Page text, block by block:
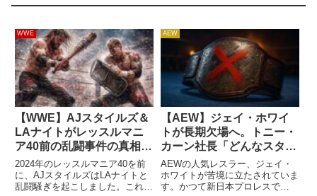
WWE
【WWE】AJスタイルズ＆
LAナイトがレッスルマニ
ア40前の乱闘事件の真相を
語る「まさかあんなこと
に…予定外の出来事だっ
た」
2024年のレッスルマニア40を前
に、AJスタイルズはLAナイトと
乱闘騒ぎを起こしました。これは
AEW
【AEW】ジェイ・ホワイ
トが長期欠場へ。トニー・
カーン社長「どんなスター
でも、負傷すれば計画を変
更せざるを得ない」
AEWの人気レスラー、ジェイ・
ホワイトが苦境に立たされていま
す。かつて新日本プロレスで